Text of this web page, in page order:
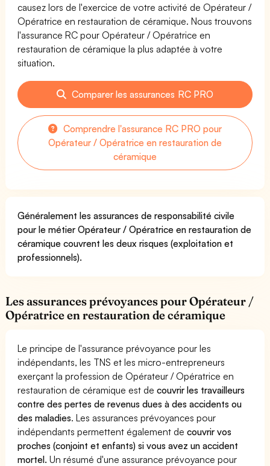
causez lors de l'exercice de votre activité de Opérateur /
Opératrice en restauration de céramique. Nous trouvons
l'assurance RC pour Opérateur / Opératrice en
restauration de céramique la plus adaptée à votre
situation.
Comparer les assurances RC PRO
Comprendre l'assurance RC PRO pour
Opérateur / Opératrice en restauration de
céramique
Généralement les assurances de responsabilité civile
pour le métier Opérateur / Opératrice en restauration de
céramique couvrent les deux risques (exploitation et
professionnels).
Les assurances prévoyances pour Opérateur /
Opératrice en restauration de céramique
Le principe de l'assurance prévoyance pour les
indépendants, les TNS et les micro-entrepreneurs
exerçant la profession de Opérateur / Opératrice en
restauration de céramique est decouvrir les travailleurs
contre des pertes de revenus dues à des accidents ou
des maladies. Les assurances prévoyances pour
indépendants permettent également decouvrir vos
proches (conjoint et enfants) si vous avez un accident
mortel. Un résumé d'une assurance prévoyance pour